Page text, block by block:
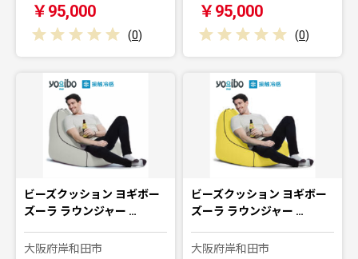
￥95,000
(0)
￥95,000
(0)
ビーズクッション ヨギボー
ズーラ ラウンジャー …
大阪府岸和田市
ビーズクッション ヨギボー
ズーラ ラウンジャー …
大阪府岸和田市